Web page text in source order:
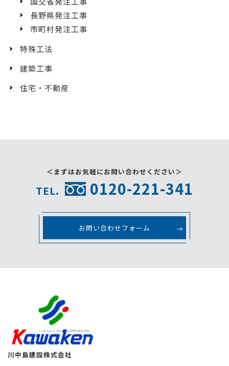
長野県発注工事
市町村発注工事
特殊工法
建築工事
住宅・不動産
＜まずはお気軽にお問い合わせください＞
TEL. 0120-221-341
お問い合わせフォーム
川中島建設株式会社